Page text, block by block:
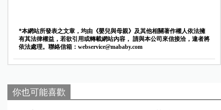
*本網站所發表之文章，均由《嬰兒與母親》及其他相關著作權人依法擁
有其法律權益，若欲引用或轉載網站內容， 請與本公司來信接洽，違者將
依法處理。聯絡信箱： webservice@mababy.com
你也可能喜歡